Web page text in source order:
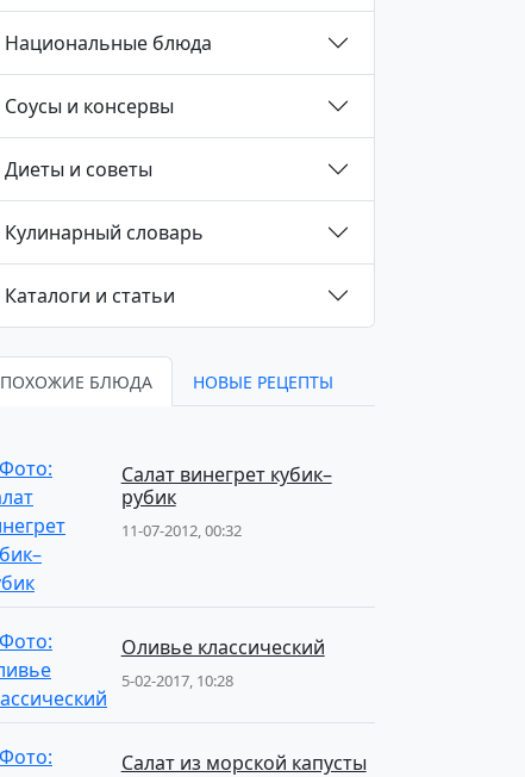
Национальные блюда
Соусы и консервы
Диеты и советы
Кулинарный словарь
Каталоги и статьи
ПОХОЖИЕ БЛЮДА НОВЫЕ РЕЦЕПТЫ
Салат винегрет кубик–
рубик
11-07-2012, 00:32
Оливье классический
5-02-2017, 10:28
Салат из морской капусты